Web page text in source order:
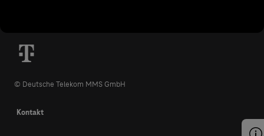
© Deutsche Telekom MMS GmbH
Kontakt